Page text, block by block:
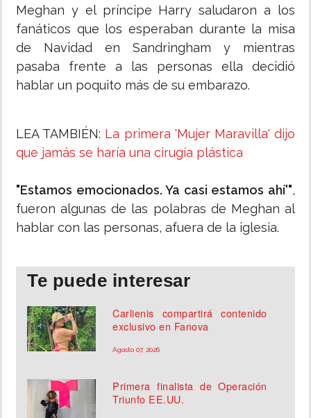
Meghan y el príncipe Harry saludaron a los
fanáticos que los esperaban durante la misa
de Navidad en Sandringham y mientras
pasaba frente a las personas ella decidió
hablar un poquito más de su embarazo.
LEA TAMBIÉN: La primera 'Mujer Maravilla' dijo
que jamás se haría una cirugía plástica
"Estamos emocionados. Ya casi estamos ahí'",
fueron algunas de las polabras de Meghan al
hablar con las personas, afuera de la iglesia.
Te puede interesar
Carlienis compartirá contenido
exclusivo en Fanova
Agosto 07, 2026
Primera finalista de Operación
Triunfo EE.UU.